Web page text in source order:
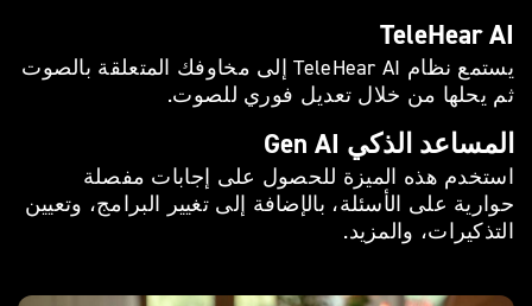
TeleHear AI
يستمع نظام TeleHear AI إلى مخاوفك المتعلقة بالصوت
ثم يحلها من خلال تعديل فوري للصوت.
المساعد الذكي Gen AI
استخدم هذه الميزة للحصول على إجابات مفصلة
حوارية على الأسئلة، بالإضافة إلى تغيير البرامج، وتعيين
التذكيرات، والمزيد.